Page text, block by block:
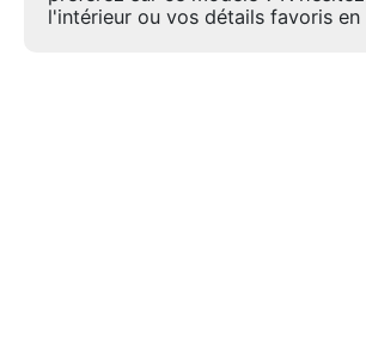
l'intérieur ou vos détails favoris